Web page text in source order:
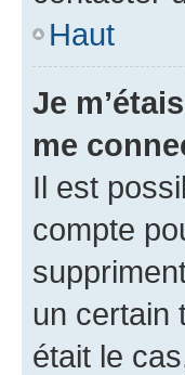
Haut
Je
me
Il est
compte
un certain
était le